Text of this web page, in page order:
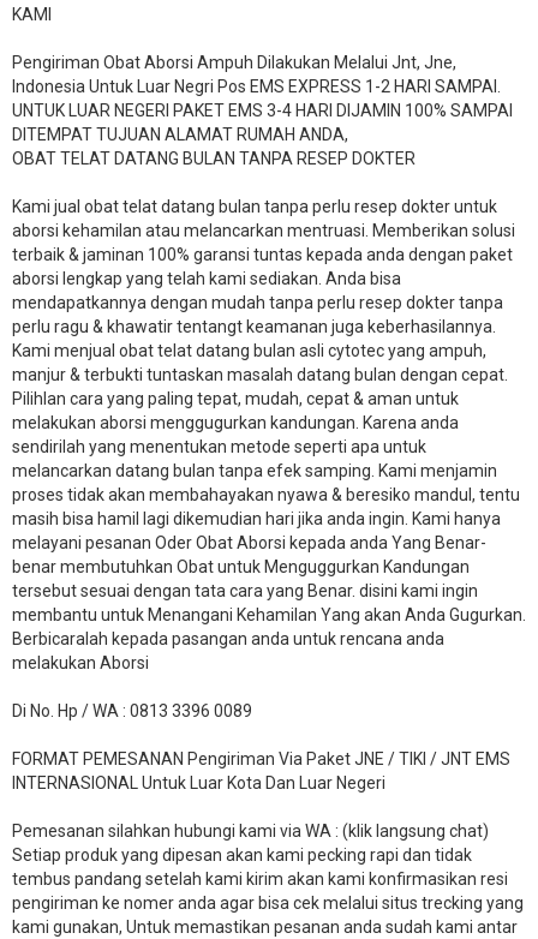
KAMI
Pengiriman Obat Aborsi Ampuh Dilakukan Melalui Jnt, Jne,
Indonesia Untuk Luar Negri Pos EMS EXPRESS 1-2 HARI SAMPAI.
UNTUK LUAR NEGERI PAKET EMS 3-4 HARI DIJAMIN 100% SAMPAI
DITEMPAT TUJUAN ALAMAT RUMAH ANDA,
OBAT TELAT DATANG BULAN TANPA RESEP DOKTER
Kami jual obat telat datang bulan tanpa perlu resep dokter untuk
aborsi kehamilan atau melancarkan mentruasi. Memberikan solusi
terbaik & jaminan 100% garansi tuntas kepada anda dengan paket
aborsi lengkap yang telah kami sediakan. Anda bisa
mendapatkannya dengan mudah tanpa perlu resep dokter tanpa
perlu ragu & khawatir tentangt keamanan juga keberhasilannya.
Kami menjual obat telat datang bulan asli cytotec yang ampuh,
manjur & terbukti tuntaskan masalah datang bulan dengan cepat.
Pilihlan cara yang paling tepat, mudah, cepat & aman untuk
melakukan aborsi menggugurkan kandungan. Karena anda
sendirilah yang menentukan metode seperti apa untuk
melancarkan datang bulan tanpa efek samping. Kami menjamin
proses tidak akan membahayakan nyawa & beresiko mandul, tentu
masih bisa hamil lagi dikemudian hari jika anda ingin. Kami hanya
melayani pesanan Oder Obat Aborsi kepada anda Yang Benar-
benar membutuhkan Obat untuk Menguggurkan Kandungan
tersebut sesuai dengan tata cara yang Benar. disini kami ingin
membantu untuk Menangani Kehamilan Yang akan Anda Gugurkan.
Berbicaralah kepada pasangan anda untuk rencana anda
melakukan Aborsi
Di No. Hp / WA : 0813 3396 0089
FORMAT PEMESANAN Pengiriman Via Paket JNE / TIKI / JNT EMS
INTERNASIONAL Untuk Luar Kota Dan Luar Negeri
Pemesanan silahkan hubungi kami via WA : (klik langsung chat)
Setiap produk yang dipesan akan kami pecking rapi dan tidak
tembus pandang setelah kami kirim akan kami konfirmasikan resi
pengiriman ke nomer anda agar bisa cek melalui situs trecking yang
kami gunakan, Untuk memastikan pesanan anda sudah kami antar